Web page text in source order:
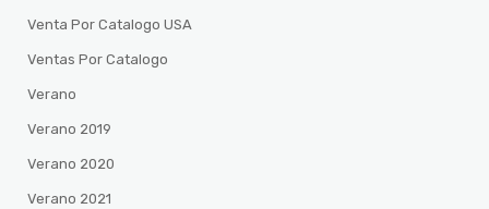
Venta Por Catalogo USA
Ventas Por Catalogo
Verano
Verano 2019
Verano 2020
Verano 2021